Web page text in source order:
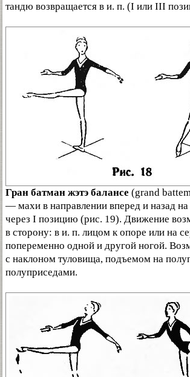
тандю возвращается в и. п. (I или III
Гран батман жэтэ балансе (grand
— махи в направлении вперед и назад
через I позицию (рис. 19). Движение
в сторону: в и. п. лицом к опоре или на
попеременно одной и другой ногой.
с наклоном туловища, подъемом на
полуприседами.